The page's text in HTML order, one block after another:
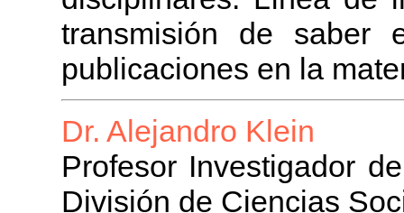
transmisión de saber
publicaciones en la
Dr. Alejandro Klein
Profesor Investigador
División de Ciencias